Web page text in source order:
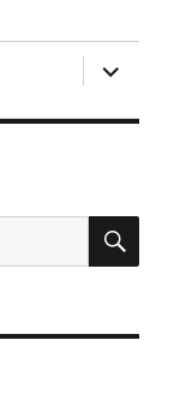
laienda